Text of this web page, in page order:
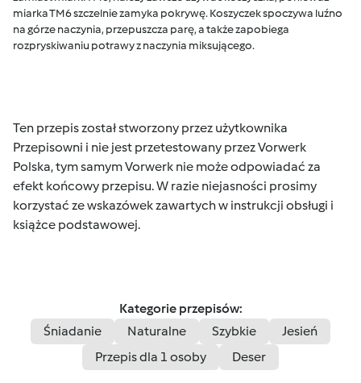
miarka TM6 szczelnie zamyka pokrywę. Koszyczek spoczywa luźno
na górze naczynia, przepuszcza parę, a także zapobiega
rozpryskiwaniu potrawy z naczynia miksującego.
Ten przepis został stworzony przez użytkownika
Przepisowni i nie jest przetestowany przez Vorwerk
Polska, tym samym Vorwerk nie może odpowiadać za
efekt końcowy przepisu. W razie niejasności prosimy
korzystać ze wskazówek zawartych w instrukcji obsługi i
książce podstawowej.
Kategorie przepisów:
Śniadanie
Naturalne Szybkie
Jesień
Przepis dla 1 osoby
Deser